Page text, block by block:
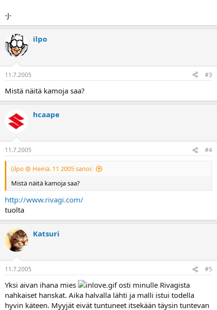
-J-
ilpo
11.7.2005 #3
Mistä näitä kamoja saa?
hcaape
11.7.2005 #4
(ilpo @ Heinä. 11 2005 sanoi:
Mistä näitä kamoja saa?
http://www.rivagi.com/
tuolta
Katsuri
11.7.2005 #5
Yksi aivan ihana mies
osti minulle Rivagista
nahkaiset hanskat. Aika halvalla lähti ja malli istui todella
hyvin käteen. Myyjät eivät tuntuneet itsekään täysin tuntevan